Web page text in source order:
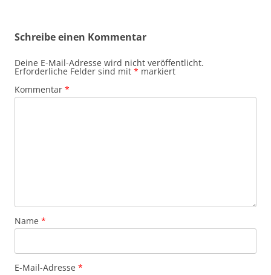
Schreibe einen Kommentar
Deine E-Mail-Adresse wird nicht veröffentlicht.
Erforderliche Felder sind mit * markiert
Kommentar *
Name *
E-Mail-Adresse *